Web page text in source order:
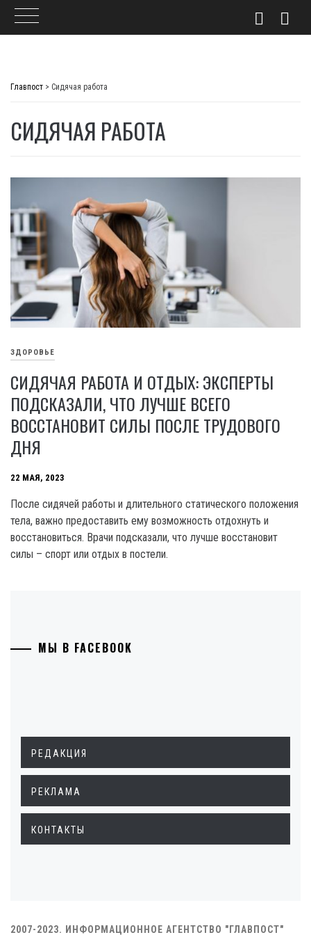
Главпост > Сидячая работа
СИДЯЧАЯ РАБОТА
ЗДОРОВЬЕ
СИДЯЧАЯ РАБОТА И ОТДЫХ: ЭКСПЕРТЫ
ПОДСКАЗАЛИ, ЧТО ЛУЧШЕ ВСЕГО
ВОССТАНОВИТ СИЛЫ ПОСЛЕ ТРУДОВОГО
ДНЯ
22 МАЯ, 2023
После сидячей работы и длительного статического положения
тела, важно предоставить ему возможность отдохнуть и
восстановиться. Врачи подсказали, что лучше восстановит
силы – спорт или отдых в постели.
МЫ В FACEBOOK
РЕДАКЦИЯ
РЕКЛАМА
КОНТАКТЫ
2007-2023. ИНФОРМАЦИОННОЕ АГЕНТСТВО "ГЛАВПОСТ"